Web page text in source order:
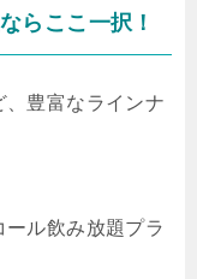
らここ一択！
、豊富なラインナ
ール飲み放題プラ